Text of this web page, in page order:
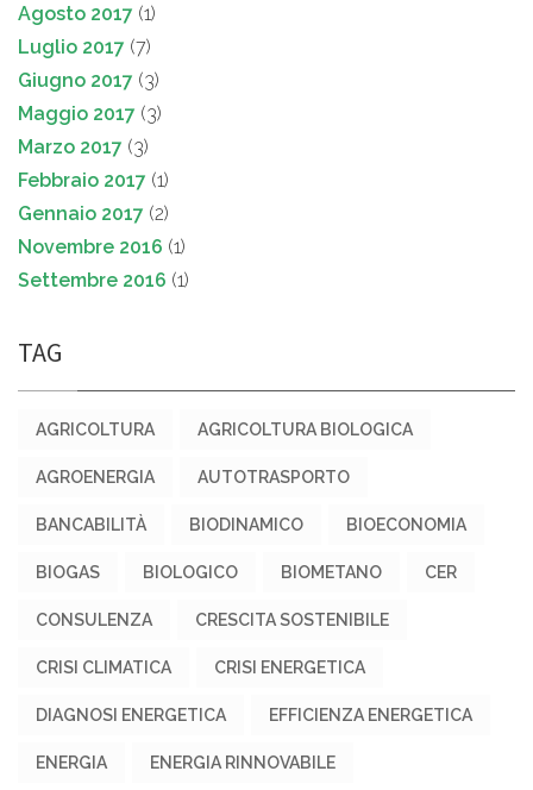
Agosto 2017 (1)
Luglio 2017 (7)
Giugno 2017 (3)
Maggio 2017 (3)
Marzo 2017 (3)
Febbraio 2017 (1)
Gennaio 2017 (2)
Novembre 2016 (1)
Settembre 2016 (1)
TAG
AGRICOLTURA AGRICOLTURA BIOLOGICA
AGROENERGIA AUTOTRASPORTO
BANCABILITÀ BIODINAMICO BIOECONOMIA
BIOGAS BIOLOGICO BIOMETANO CER
CONSULENZA CRESCITA SOSTENIBILE
CRISI CLIMATICA CRISI ENERGETICA
DIAGNOSI ENERGETICA EFFICIENZA ENERGETICA
ENERGIA ENERGIA RINNOVABILE